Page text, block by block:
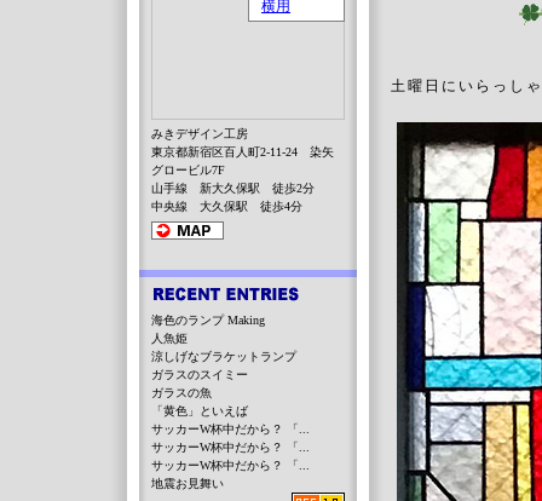
土曜日にいらっし
みきデザイン工房
東京都新宿区百人町2-11-24 染矢
グロービル7F
山手線 新大久保駅 徒歩2分
中央線 大久保駅 徒歩4分
海色のランプ Making
人魚姫
涼しげなブラケットランプ
ガラスのスイミー
ガラスの魚
「黄色」といえば
サッカーW杯中だから？ 「...
サッカーW杯中だから？ 「...
サッカーW杯中だから？ 「...
地震お見舞い